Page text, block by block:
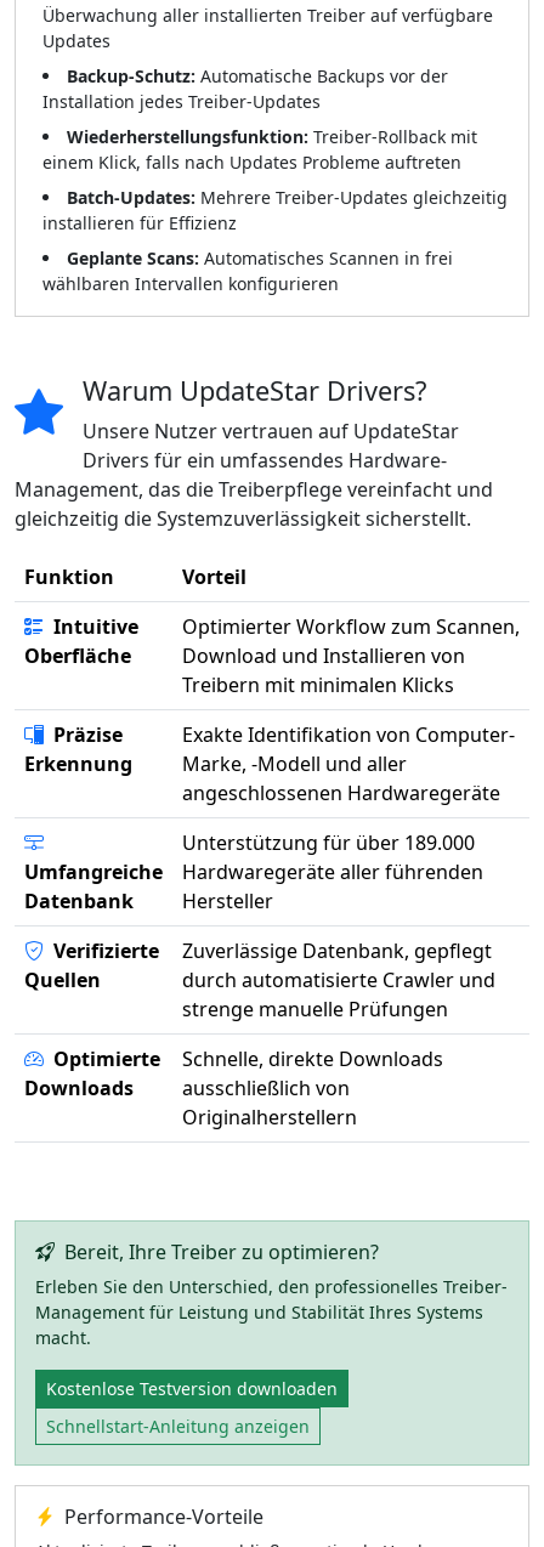
Überwachung aller installierten Treiber auf verfügbare
Updates
Backup-Schutz: Automatische Backups vor der
Installation jedes Treiber-Updates
Wiederherstellungsfunktion: Treiber-Rollback mit
einem Klick, falls nach Updates Probleme auftreten
Batch-Updates: Mehrere Treiber-Updates gleichzeitig
installieren für Effizienz
Geplante Scans: Automatisches Scannen in frei
wählbaren Intervallen konfigurieren
Warum UpdateStar Drivers?
Unsere Nutzer vertrauen auf UpdateStar
Drivers für ein umfassendes Hardware-
Management, das die Treiberpflege vereinfacht und
gleichzeitig die Systemzuverlässigkeit sicherstellt.
Funktion
Vorteil
Intuitive
Oberfläche
Optimierter Workflow zum Scannen,
Download und Installieren von
Treibern mit minimalen Klicks
Präzise
Erkennung
Exakte Identifikation von Computer-
Marke, -Modell und aller
angeschlossenen Hardwaregeräte
Umfangreiche
Datenbank
Unterstützung für über 189.000
Hardwaregeräte aller führenden
Hersteller
Verifizierte
Quellen
Zuverlässige Datenbank, gepflegt
durch automatisierte Crawler und
strenge manuelle Prüfungen
Optimierte
Downloads
Schnelle, direkte Downloads
ausschließlich von
Originalherstellern
Bereit, Ihre Treiber zu optimieren?
Erleben Sie den Unterschied, den professionelles Treiber-
Management für Leistung und Stabilität Ihres Systems
macht.
Kostenlose Testversion downloaden
Schnellstart-Anleitung anzeigen
Performance-Vorteile